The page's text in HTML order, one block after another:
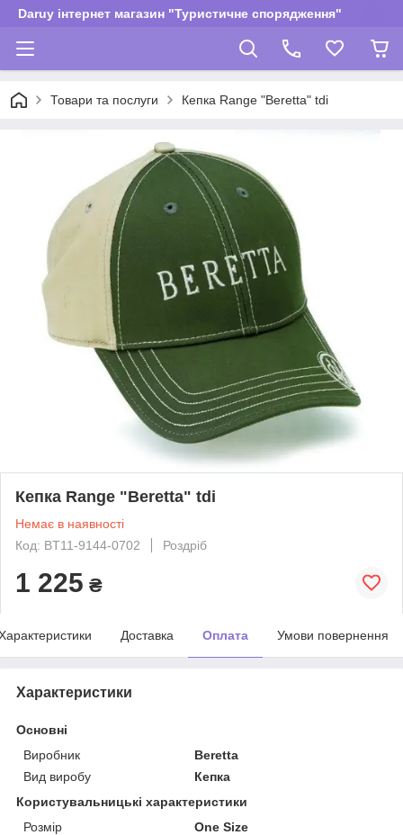
Daruy інтернет магазин "Туристичне спорядження"
Товари та послуги Кепка Range "Beretta" tdi
Кепка Range "Beretta" tdi
Немає в наявності
Код: BT11-9144-0702
Роздріб
1 225 ₴
Доставка Оплата Умови повернення
Характеристики
Основні
Виробник
Beretta
Вид виробу
Кепка
Користувальницькі характеристики
Розмір
One Size